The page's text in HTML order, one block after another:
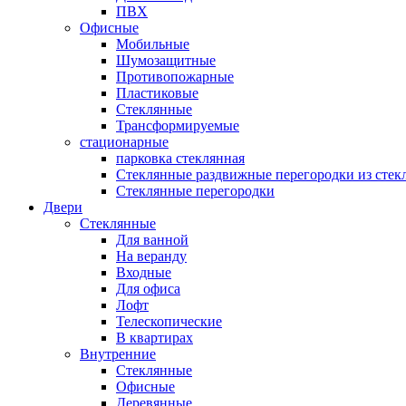
ПВХ
Офисные
Мобильные
Шумозащитные
Противопожарные
Пластиковые
Стеклянные
Трансформируемые
стационарные
парковка стеклянная
Стеклянные раздвижные перегородки из
Стеклянные перегородки
Двери
Стеклянные
Для ванной
На веранду
Входные
Для офиса
Лофт
Телескопические
В квартирах
Внутренние
Стеклянные
Офисные
Деревянные